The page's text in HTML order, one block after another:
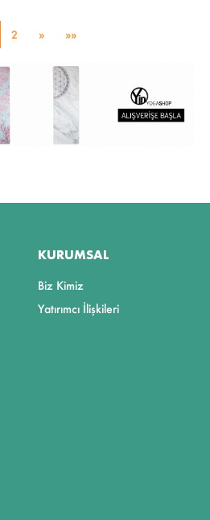
2 » »»
KURUMSAL
Biz Kimiz
Yatırımcı İlişkileri